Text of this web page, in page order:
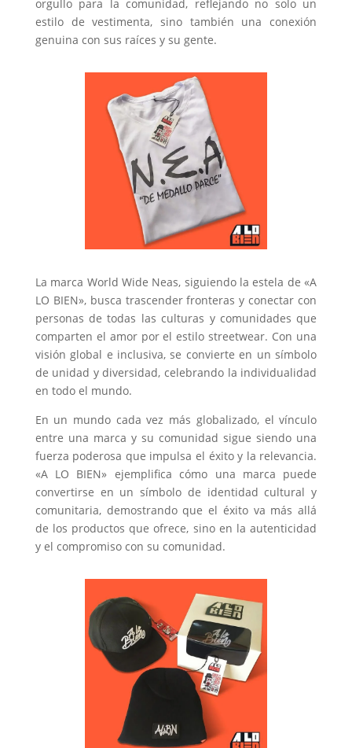
orgullo para la comunidad, reflejando no solo un
estilo de vestimenta, sino también una conexión
genuina con sus raíces y su gente.
La marca World Wide Neas, siguiendo la estela de «A
LO BIEN», busca trascender fronteras y conectar con
personas de todas las culturas y comunidades que
comparten el amor por el estilo streetwear. Con una
visión global e inclusiva, se convierte en un símbolo
de unidad y diversidad, celebrando la individualidad
en todo el mundo.
En un mundo cada vez más globalizado, el vínculo
entre una marca y su comunidad sigue siendo una
fuerza poderosa que impulsa el éxito y la relevancia.
«A LO BIEN» ejemplifica cómo una marca puede
convertirse en un símbolo de identidad cultural y
comunitaria, demostrando que el éxito va más allá
de los productos que ofrece, sino en la autenticidad
y el compromiso con su comunidad.